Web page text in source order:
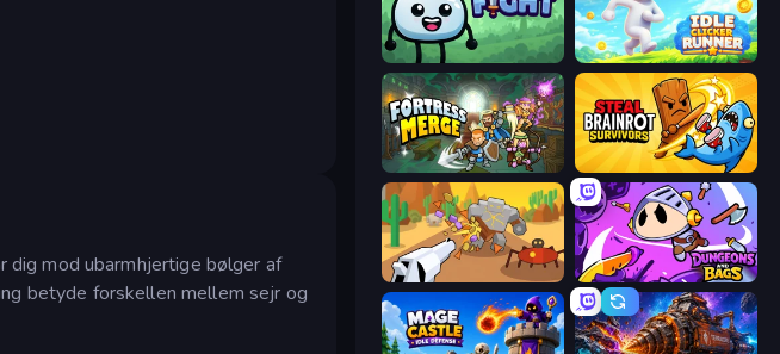
mod ubarmhjertige bølger af
betyde forskellen mellem sejr og
Merge & Fight Idle Clicker Runner
Fortress Merge Steal Brainrot Survivors
Idle Gun Survivor Dungeons and Bags